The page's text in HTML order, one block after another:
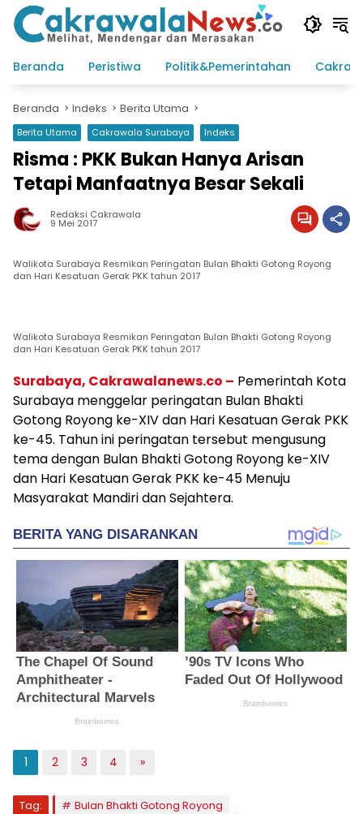
Langsung
konten
Beranda
Peristiwa Politik&Pemerintahan
Beranda Indeks Berita Utama
Berita Utama Cakrawala Surabaya Indeks
Risma : PKK Bukan Hanya Arisan
Tetapi Manfaatnya Besar Sekali
Redaksi Cakrawala
9 Mei 2017
Walikota Surabaya Resmikan Peringatan Bulan Bhakti Gotong Royong
dan Hari Kesatuan Gerak PKK tahun 2017
Walikota Surabaya Resmikan Peringatan Bulan Bhakti Gotong Royong
dan Hari Kesatuan Gerak PKK tahun 2017
Surabaya, Cakrawalanews.co – Pemerintah Kota
Surabaya menggelar peringatan Bulan Bhakti
Gotong Royong ke-XIV dan Hari Kesatuan Gerak PKK
ke-45. Tahun ini peringatan tersebut mengusung
tema dengan Bulan Bhakti Gotong Royong ke-XIV
dan Hari Kesatuan Gerak PKK ke-45 Menuju
Masyarakat Mandiri dan Sejahtera.
1 2 3 4 »
Tag:
Bulan Bhakti Gotong Royong